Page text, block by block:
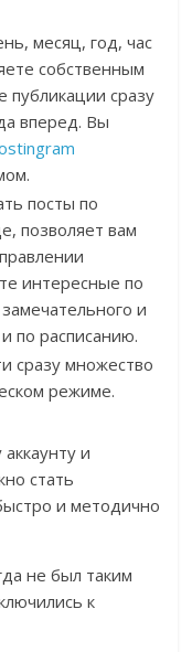
месяц, год, час
собственным
сразу
вперед. Вы
посты по
позволяет вам
интересные по
и
по расписанию.
сразу множество
режиме.
и
стать
и методично
не был таким
к